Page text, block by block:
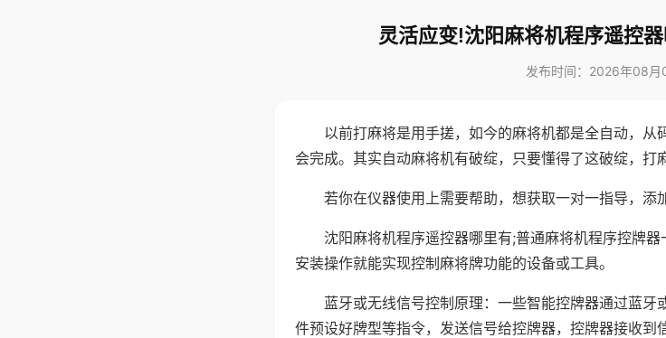
灵活应变!沈阳麻将机程序遥控
发布时间：2026年08月
以前打麻将是用手搓，如今的麻将机都是全自动，
会完成。其实自动麻将机有破绽，只要懂得了这破绽，打
若你在仪器使用上需要帮助，想获取一对一指导，添
沈阳麻将机程序遥控器哪里有;普通麻将机程序控牌
安装操作就能实现控制麻将牌功能的设备或工具。
蓝牙或无线信号控制原理：一些智能控牌器通过蓝
件预设好牌型等指令，发送信号给控牌器，控牌器接收到